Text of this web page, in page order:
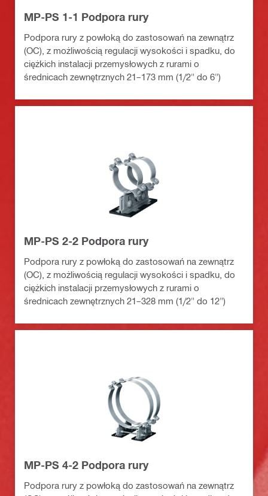
MP-PS 1-1 Podpora rury
Podpora rury z powłoką do zastosowań na zewnątrz
(OC), z możliwością regulacji wysokości i spadku, do
ciężkich instalacji przemysłowych z rurami o
średnicach zewnętrznych 21–173 mm (1/2" do 6")
MP-PS 2-2 Podpora rury
Podpora rury z powłoką do zastosowań na zewnątrz
(OC), z możliwością regulacji wysokości i spadku, do
ciężkich instalacji przemysłowych z rurami o
średnicach zewnętrznych 21–328 mm (1/2" do 12")
MP-PS 4-2 Podpora rury
Podpora rury z powłoką do zastosowań na zewnątrz